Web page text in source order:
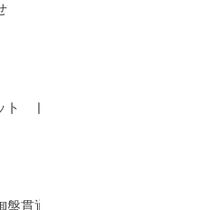
ト ド
貫通